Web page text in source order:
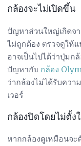
กล้องจะไม่เปิดขึ้น
ปัญหาส่วนใหญ่เกิดจ
ไม่ถูกต้อง ตรวจดูให้แ
อาจเป็นไปได้ว่าปุ่มก
ปัญหากับ กล้อง
ว่ากล้องไม่ได้รับควา
เวอร์
กล้องปิดโดยไม่ตั้ง
หากกล้องดูเหมือนจ